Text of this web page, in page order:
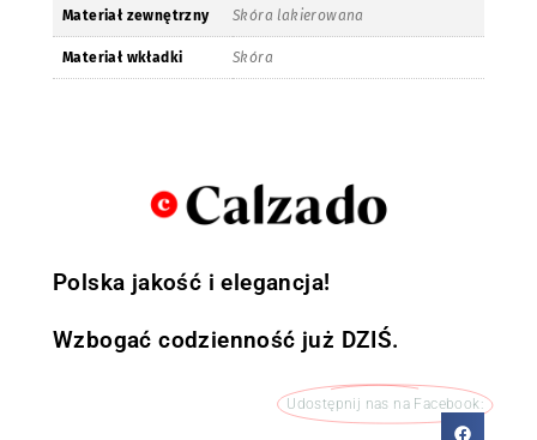
Materiał zewnętrzny Skóra lakierowana
Materiał wkładki Skóra
Polska jakość i elegancja!
Wzbogać codzienność już DZIŚ.
Udostępnij nas na Facebook: